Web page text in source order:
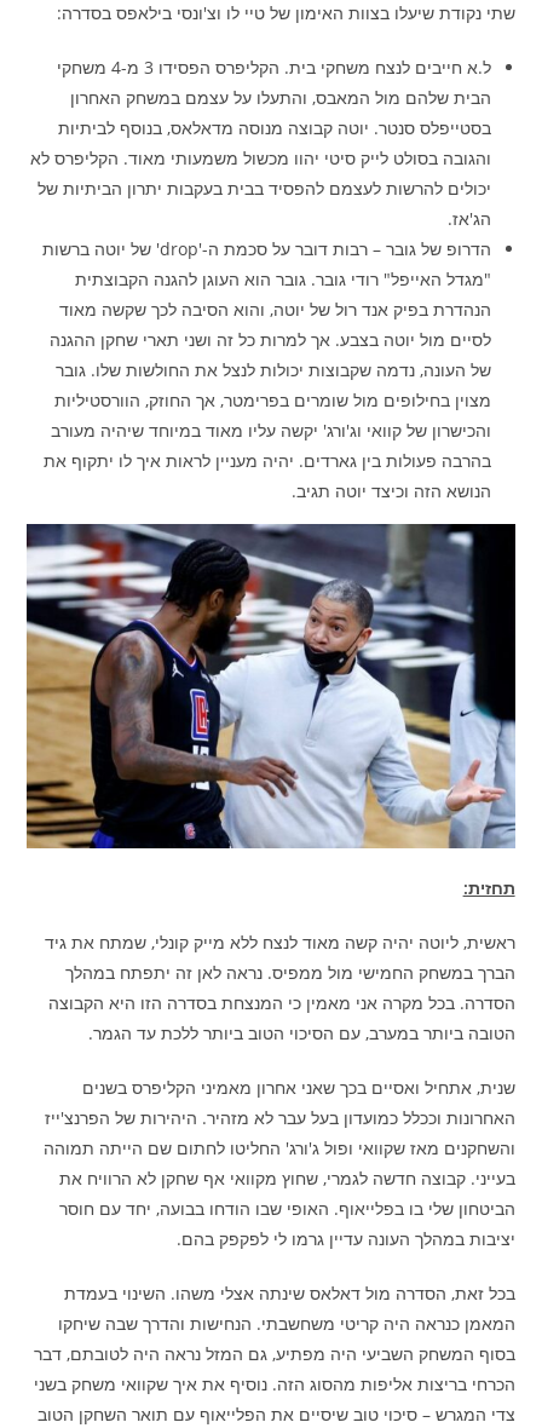
שתי נקודת שיעלו בצוות האימון של טיי לו וצ'ונסי בילאפס בסדרה:
ל.א חייבים לנצח משחקי בית. הקליפרס הפסידו 3 מ-4 משחקי
הבית שלהם מול המאבס, והתעלו על עצמם במשחק האחרון
בסטייפלס סנטר. יוטה קבוצה מנוסה מדאלאס, בנוסף לביתיות
והגובה בסולט לייק סיטי יהוו מכשול משמעותי מאוד. הקליפרס לא
יכולים להרשות לעצמם להפסיד בבית בעקבות יתרון הביתיות של
הג'אז.
הדרופ של גובר – רבות דובר על סכמת ה-'drop' של יוטה ברשות
"מגדל האייפל" רודי גובר. גובר הוא העוגן להגנה הקבוצתית
הנהדרת בפיק אנד רול של יוטה, והוא הסיבה לכך שקשה מאוד
לסיים מול יוטה בצבע. אך למרות כל זה ושני תארי שחקן ההגנה
של העונה, נדמה שקבוצות יכולות לנצל את החולשות שלו. גובר
מצוין בחילופים מול שומרים בפרימטר, אך החוזק, הוורסטיליות
והכישרון של קוואי וג'ורג' יקשה עליו מאוד במיוחד שיהיה מעורב
בהרבה פעולות בין גארדים. יהיה מעניין לראות איך לו יתקוף את
הנושא הזה וכיצד יוטה תגיב.
תחזית:
ראשית, ליוטה יהיה קשה מאוד לנצח ללא מייק קונלי, שמתח את גיד
הברך במשחק החמישי מול ממפיס. נראה לאן זה יתפתח במהלך
הסדרה. בכל מקרה אני מאמין כי המנצחת בסדרה הזו היא הקבוצה
הטובה ביותר במערב, עם הסיכוי הטוב ביותר ללכת עד הגמר.
שנית, אתחיל ואסיים בכך שאני אחרון מאמיני הקליפרס בשנים
האחרונות וככלל כמועדון בעל עבר לא מזהיר. היהירות של הפרנצ'ייז
והשחקנים מאז שקוואי ופול ג'ורג' החליטו לחתום שם הייתה תמוהה
בעייני. קבוצה חדשה לגמרי, שחוץ מקוואי אף שחקן לא הרוויח את
הביטחון שלי בו בפלייאוף. האופי שבו הודחו בבועה, יחד עם חוסר
יציבות במהלך העונה עדיין גרמו לי לפקפק בהם.
בכל זאת, הסדרה מול דאלאס שינתה אצלי משהו. השינוי בעמדת
המאמן כנראה היה קריטי משחשבתי. הנחישות והדרך שבה שיחקו
בסוף המשחק השביעי היה מפתיע, גם המזל נראה היה לטובתם, דבר
הכרחי בריצות אליפות מהסוג הזה. נוסיף את איך שקוואי משחק בשני
צדי המגרש – סיכוי טוב שיסיים את הפלייאוף עם תואר השחקן הטוב